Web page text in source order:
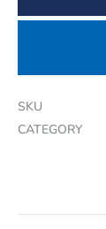
SKU
CATEGORY